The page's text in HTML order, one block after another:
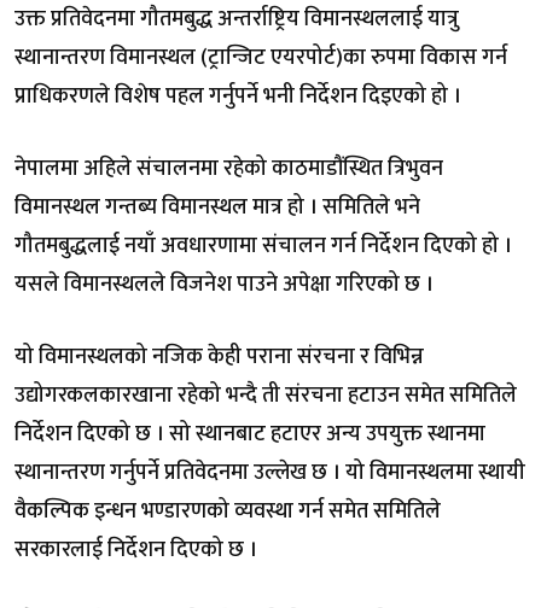
उक्त प्रतिवेदनमा गौतमबुद्ध अन्तर्राष्ट्रिय विमानस्थललाई यात्रु
स्थानान्तरण विमानस्थल (ट्रान्जिट एयरपोर्ट)का रुपमा विकास गर्न
प्राधिकरणले विशेष पहल गर्नुपर्ने भनी निर्देशन दिइएको हो ।
नेपालमा अहिले संचालनमा रहेको काठमाडौंस्थित त्रिभुवन
विमानस्थल गन्तब्य विमानस्थल मात्र हो । समितिले भने
गौतमबुद्धलाई नयाँ अवधारणामा संचालन गर्न निर्देशन दिएको हो ।
यसले विमानस्थलले विजनेश पाउने अपेक्षा गरिएको छ ।
यो विमानस्थलको नजिक केही पराना संरचना र विभिन्न
उद्योगरकलकारखाना रहेको भन्दै ती संरचना हटाउन समेत समितिले
निर्देशन दिएको छ । सो स्थानबाट हटाएर अन्य उपयुक्त स्थानमा
स्थानान्तरण गर्नुपर्ने प्रतिवेदनमा उल्लेख छ । यो विमानस्थलमा स्थायी
वैकल्पिक इन्धन भण्डारणको व्यवस्था गर्न समेत समितिले
सरकारलाई निर्देशन दिएको छ ।